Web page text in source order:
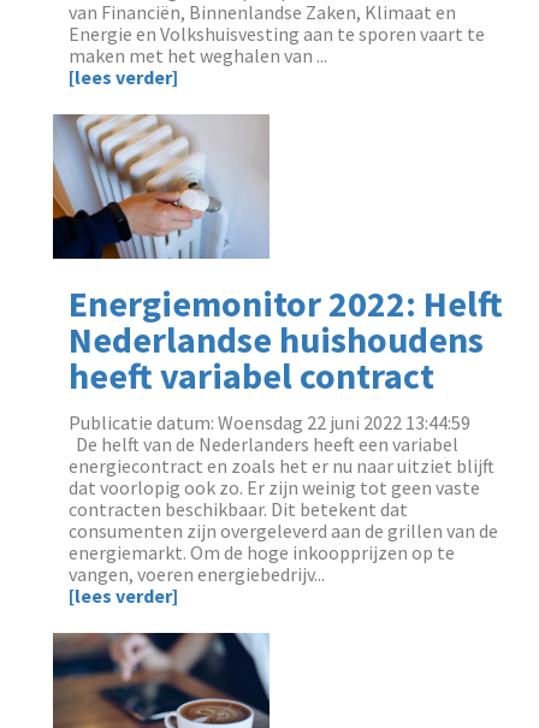
van Financiën, Binnenlandse Zaken, Klimaat en
Energie en Volkshuisvesting aan te sporen vaart te
maken met het weghalen van ...
[lees verder]
Energiemonitor 2022: Helft
Nederlandse huishoudens
heeft variabel contract
Publicatie datum: Woensdag 22 juni 2022 13:44:59
‌ ‌ De helft van de Nederlanders heeft een variabel
energiecontract en zoals het er nu naar uitziet blijft
dat voorlopig ook zo. Er zijn weinig tot geen vaste
contracten beschikbaar. Dit betekent dat
consumenten zijn overgeleverd aan de grillen van de
energiemarkt. Om de hoge inkoopprijzen op te
vangen, voeren energiebedrijv...
[lees verder]